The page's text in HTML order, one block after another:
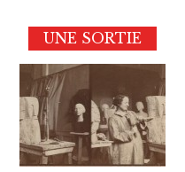
UNE SORTIE